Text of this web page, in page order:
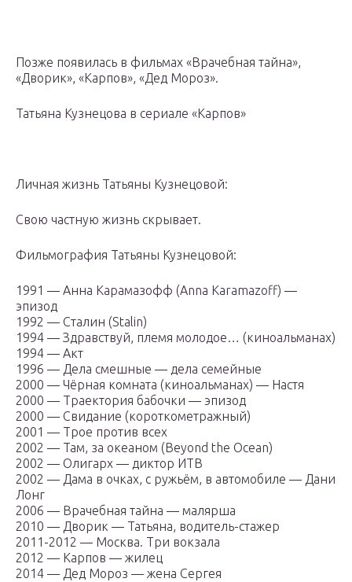
Позже появилась в фильмах «Врачебная тайна»,
«Дворик», «Карпов», «Дед Мороз».
Татьяна Кузнецова в сериале «Карпов»
Личная жизнь Татьяны Кузнецовой:
Свою частную жизнь скрывает.
Фильмография Татьяны Кузнецовой:
1991 — Анна Карамазофф (Anna Karamazoff) —
эпизод
1992 — Сталин (Stalin)
1994 — Здравствуй, племя молодое… (киноальманах)
1994 — Акт
1996 — Дела смешные — дела семейные
2000 — Чёрная комната (киноальманах) — Настя
2000 — Траектория бабочки — эпизод
2000 — Свидание (короткометражный)
2001 — Трое против всех
2002 — Там, за океаном (Beyond the Ocean)
2002 — Олигарх — диктор ИТВ
2002 — Дама в очках, с ружьём, в автомобиле — Дани
Лонг
2006 — Врачебная тайна — малярша
2010 — Дворик — Татьяна, водитель-стажер
2011-2012 — Москва. Три вокзала
2012 — Карпов — жилец
2014 — Дед Мороз — жена Сергея